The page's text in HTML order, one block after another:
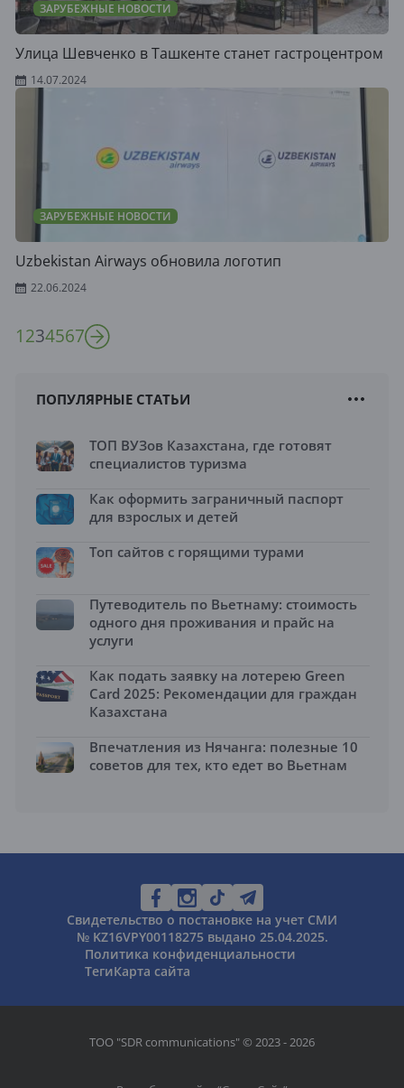
ЗАРУБЕЖНЫЕ НОВОСТИ
Улица Шевченко в Ташкенте станет гастроцентром
14.07.2024
ЗАРУБЕЖНЫЕ НОВОСТИ
Uzbekistan Airways обновила логотип
22.06.2024
1234567
ПОПУЛЯРНЫЕ СТАТЬИ
ТОП ВУЗов Казахстана, где готовят
специалистов туризма
Как оформить заграничный паспорт
для взрослых и детей
Топ сайтов с горящими турами
Путеводитель по Вьетнаму: стоимость
одного дня проживания и прайс на
услуги
Как подать заявку на лотерею Green
Card 2025: Рекомендации для граждан
Казахстана
Впечатления из Нячанга: полезные 10
советов для тех, кто едет во Вьетнам
Свидетельство о постановке на учет СМИ
№ KZ16VPY00118275 выдано 25.04.2025.
Политика конфиденциальности
ТегиКарта сайта
ТОО "SDR communications" © 2023 - 2026